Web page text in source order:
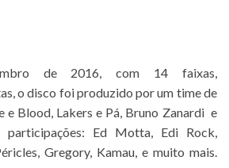
de 2016, com 14 faixas,
o disco foi produzido por um time de
e Blood, Lakers e Pá, Bruno Zanardi e
participações: Ed Motta, Edi Rock,
Gregory, Kamau, e muito mais.